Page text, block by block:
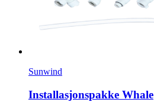
Sunwind
Installasjonspakke Whale